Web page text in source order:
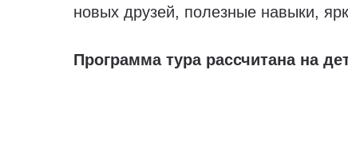
новых друзей, полезные навыки,
Программа тура рассчитана на